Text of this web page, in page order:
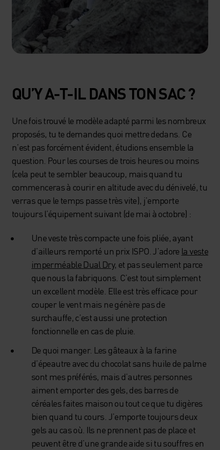
QU’Y A-T-IL DANS TON SAC ?
Une fois trouvé le modèle adapté parmi les nombreux
proposés, tu te demandes quoi mettre dedans. Ce
n’est pas forcément évident, étudions ensemble la
question. Pour les courses de trois heures ou moins
(cela peut te sembler beaucoup, mais quand tu
commenceras à courir en altitude avec du dénivelé, tu
verras que le temps passe très vite), j’emporte
toujours l’équipement suivant (de mai à octobre) :
Une veste très compacte une fois pliée, ayant
d’ailleurs remporté un prix ISPO. J’adore la veste
imperméable Dual Dry, et pas seulement parce
que nous la fabriquons. C’est tout simplement
un excellent modèle. Elle est très efficace pour
couper le vent mais ne génère pas de
surchauffe, c’est aussi une protection
fonctionnelle en cas de pluie.
De quoi manger. Les gâteaux à la farine
d’épeautre avec du chocolat sans huile de palme
sont mes préférés, mais d’autres personnes
aiment emporter des gels, des barres de
céréales faites maison ou tout ce que tu digères
bien quand tu cours. J’emporte toujours deux
gels au cas où. Ils ne prennent pas de place et
peuvent être d’une grande aide si tu souffres en